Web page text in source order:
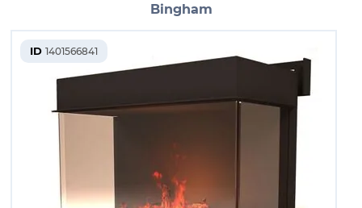
Bingham
ID 1401566841